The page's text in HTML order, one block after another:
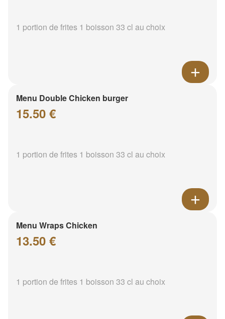
1 portion de frites 1 boisson 33 cl au choix
Menu Double Chicken burger
15.50 €
1 portion de frites 1 boisson 33 cl au choix
Menu Wraps Chicken
13.50 €
1 portion de frites 1 boisson 33 cl au choix